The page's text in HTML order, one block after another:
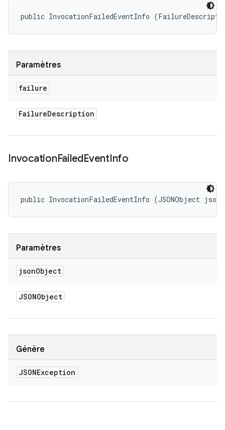
public InvocationFailedEventInfo
Paramètres
failure
FailureDescription
InvocationFailedEventInfo
public InvocationFailedEventInfo (JSONObject
Paramètres
jsonObject
JSONObject
Génère
JSONException